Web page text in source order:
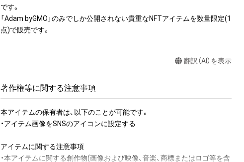
です。
「Adam byGMO」のみでしか公開されない貴重なNFTアイテムを数量限定(1
翻訳（AI）を表示
著作権等に関する注意事項
本アイテムの保有者は、以下のことが可能です。
・アイテム画像をSNSのアイコンに設定する
アイテムに関する注意事項
・本アイテムに関する創作物(画像および映像、音楽、商標またはロゴ等を含